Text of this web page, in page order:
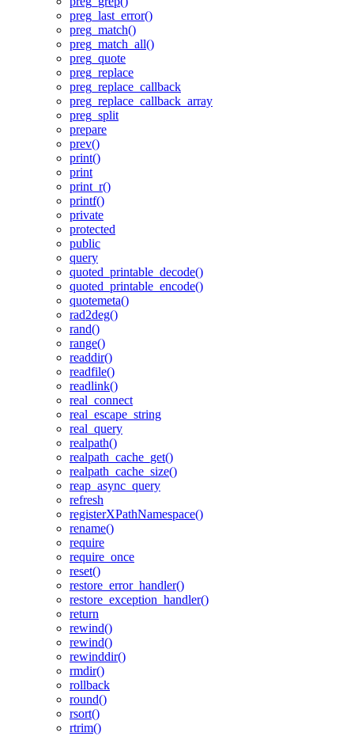
preg_last_error()
preg_match()
preg_match_all()
preg_quote
preg_replace
preg_replace_callback
preg_replace_callback_array
preg_split
prepare
prev()
print()
print
print_r()
printf()
private
protected
public
query
quoted_printable_decode()
quoted_printable_encode()
quotemeta()
rad2deg()
rand()
range()
readdir()
readfile()
readlink()
real_connect
real_escape_string
real_query
realpath()
realpath_cache_get()
realpath_cache_size()
reap_async_query
refresh
registerXPathNamespace()
rename()
require
require_once
reset()
restore_error_handler()
restore_exception_handler()
return
rewind()
rewind()
rewinddir()
rmdir()
rollback
round()
rsort()
rtrim()